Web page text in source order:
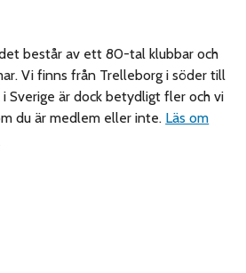
består av ett 80-tal klubbar och
Vi finns från Trelleborg i söder till
i Sverige är dock betydligt fler och vi
du är medlem eller inte. Läs om